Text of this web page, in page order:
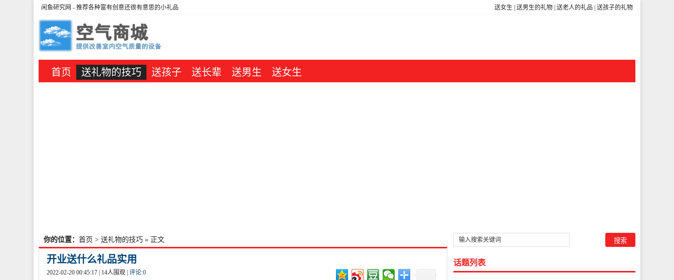
送女生 送男生的礼物 送老人的礼品 送孩子的礼物
闲鱼研究网 - 推荐各种富有创意还很有意思的小礼品
首页 送礼物的技巧 送孩子 送长辈 送男生 送女生
你的位置： 首页 > 送礼物的技巧 » 正文
开业送什么礼品实用
2022-02-20 00:45:17 | 14人围观 | 评论:0
话题列表